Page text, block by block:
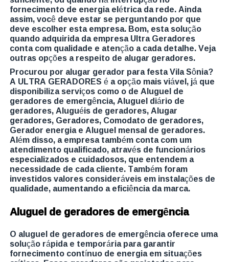
fornecimento de energia elétrica da rede. Ainda
assim, você deve estar se perguntando por que
deve escolher esta empresa. Bom, esta solução
quando adquirida da empresa Ultra Geradores
conta com qualidade e atenção a cada detalhe. Veja
outras opções a respeito de alugar geradores.
Procurou por alugar gerador para festa Vila Sônia?
A ULTRA GERADORES é a opção mais viável, já que
disponibiliza serviços como o de Aluguel de
geradores de emergência, Aluguel diário de
geradores, Aluguéis de geradores, Alugar
geradores, Geradores, Comodato de geradores,
Gerador energia e Aluguel mensal de geradores.
Além disso, a empresa também conta com um
atendimento qualificado, através de funcionários
especializados e cuidadosos, que entendem a
necessidade de cada cliente. Também foram
investidos valores consideráveis em instalações de
qualidade, aumentando a eficiência da marca.
Aluguel de geradores de emergência
O aluguel de geradores de emergência oferece uma
solução rápida e temporária para garantir
fornecimento contínuo de energia em situações